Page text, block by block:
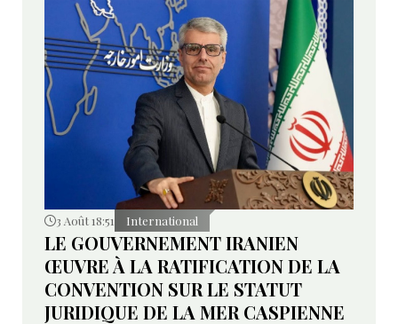
3 Août 18:51 International
LE GOUVERNEMENT IRANIEN
ŒUVRE À LA RATIFICATION DE LA
CONVENTION SUR LE STATUT
JURIDIQUE DE LA MER CASPIENNE